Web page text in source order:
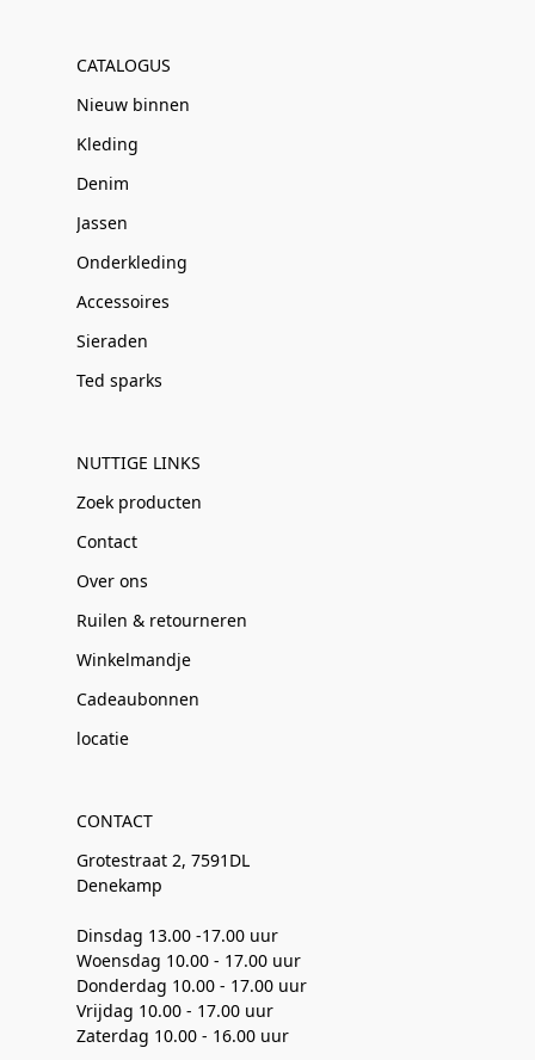
CATALOGUS
Nieuw binnen
Kleding
Denim
Jassen
Onderkleding
Accessoires
Sieraden
Ted sparks
NUTTIGE LINKS
Zoek producten
Contact
Over ons
Ruilen & retourneren
Winkelmandje
Cadeaubonnen
locatie
CONTACT
Grotestraat 2, 7591DL
Denekamp
Dinsdag 13.00 -17.00 uur
Woensdag 10.00 - 17.00 uur
Donderdag 10.00 - 17.00 uur
Vrijdag 10.00 - 17.00 uur
Zaterdag 10.00 - 16.00 uur